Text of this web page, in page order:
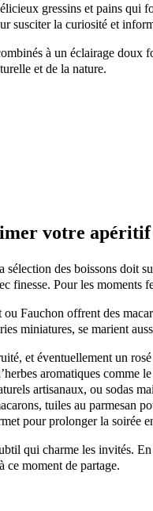
gressins et pains qui
susciter la curiosité et
à un éclairage doux
et de la nature.
votre
des boissons
Pour les moments
Fauchon offrent des
miniatures, se marient
et éventuellement un rosé
aromatiques comme
artisanaux, ou sodas
tuiles au parmesan
pour prolonger la soirée
qui charme les invités.
ce moment de partage.